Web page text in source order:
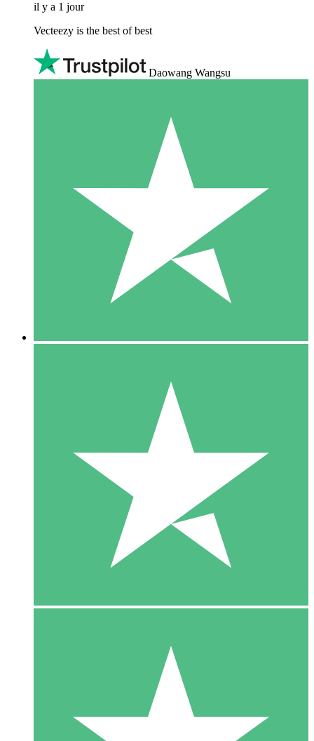
il y a 1 jour
Vecteezy is the best of best
Daowang Wangsu